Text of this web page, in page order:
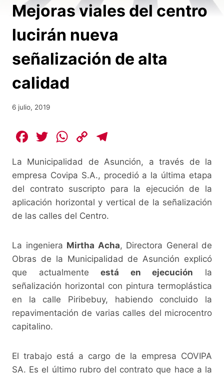
Mejoras viales del centro
lucirán nueva
señalización de alta
calidad
6 julio, 2019
F
c
e
b
o
k
T
itt
er
W
at
s
A
p
C
p
y
Li
n
e
gr
a
La Municipalidad de Asunción, a través de la
empresa Covipa S.A., procedió a la última etapa
del contrato suscripto para la ejecución de la
aplicación horizontal y vertical de la señalización
de las calles del Centro.
La ingeniera Mirtha Acha, Directora General de
Obras de la Municipalidad de Asunción explicó
que actualmenteestá en ejecución la
señalización horizontal con pintura termoplástica
en la calle Piribebuy, habiendo concluido la
repavimentación de varias calles del microcentro
capitalino.
El trabajo está a cargo de la empresa COVIPA
SA. Es el último rubro del contrato que hace a la